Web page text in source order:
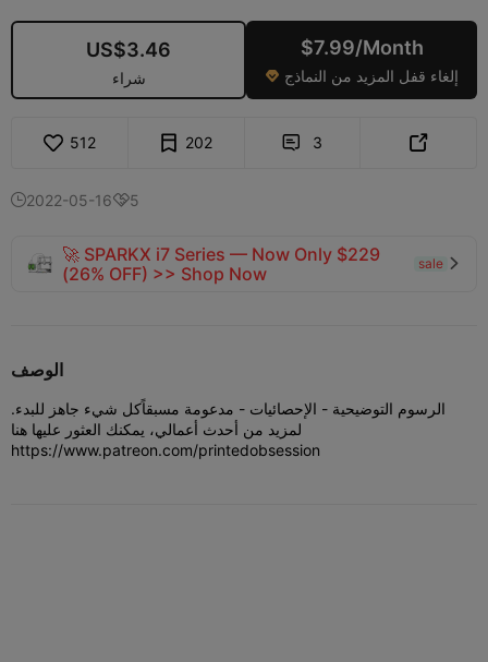
US$3.46
شراء
$7.99/Month
 إلغاء قفل المزيد من النماذج
512 202  3 
2022-05-165
🚀 SPARKX i7 Series — Now Only $229
(26% OFF) >> Shop Now
sale 
الوصف
الرسوم التوضيحية - الإحصائيات - مدعومة مسبقاًكل شيء جاهز للبدء.
لمزيد من أحدث أعمالي، يمكنك العثور عليها هنا
https://www.patreon.com/printedobsession